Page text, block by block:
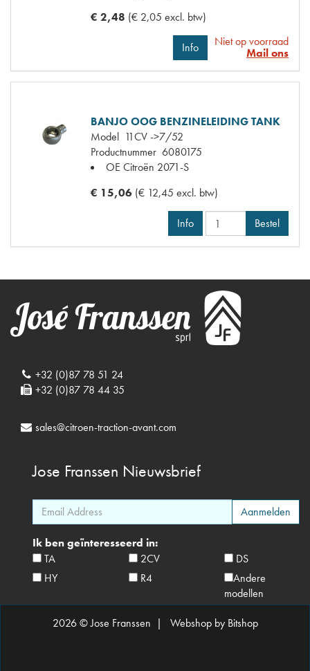
€ 2,48 (€ 2,05 excl. btw)
Info
Niet op voorraad
Mail ons
BANJO OOG BENZINELEIDING TANK
Model 11CV ->7/52
Productnummer 6080175
OE Citroën 2071-S
€ 15,06 (€ 12,45 excl. btw)
Info Bestel
+32 (0)87 78 51 24
+32 (0)87 78 44 35
sales@citroen-traction-avant.com
Jose Franssen Nieuwsbrief
Ik ben geïnteresseerd in:
TA
2CV
DS
HY
R4
Andere
modellen
2026 © Jose Franssen | Webshop by Bitshop